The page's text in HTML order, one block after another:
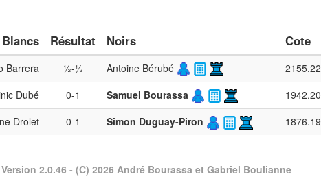
Blancs Résultat Noirs Cote
Barrera ½-½ Antoine Bérubé 2155.22
Dubé 0-1 Samuel Bourassa 1942.20
Drolet 0-1 Simon Duguay-Piron 1876.19
Version 2.0.46 - (C) 2026 André Bourassa et Gabriel Boulianne